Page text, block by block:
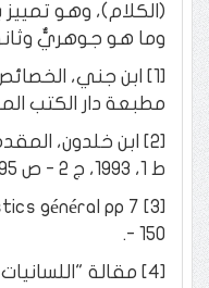
(الكلام)، وهو
وما هو جوهريٌّ
[1] ابن جني،
مطبعة دار الكتب المصرية، 1952-
[2] ابن خلدون،
ط 1، 1993، ج 2 - ص 295.
général pp 7
- 150.
[4] مقالة